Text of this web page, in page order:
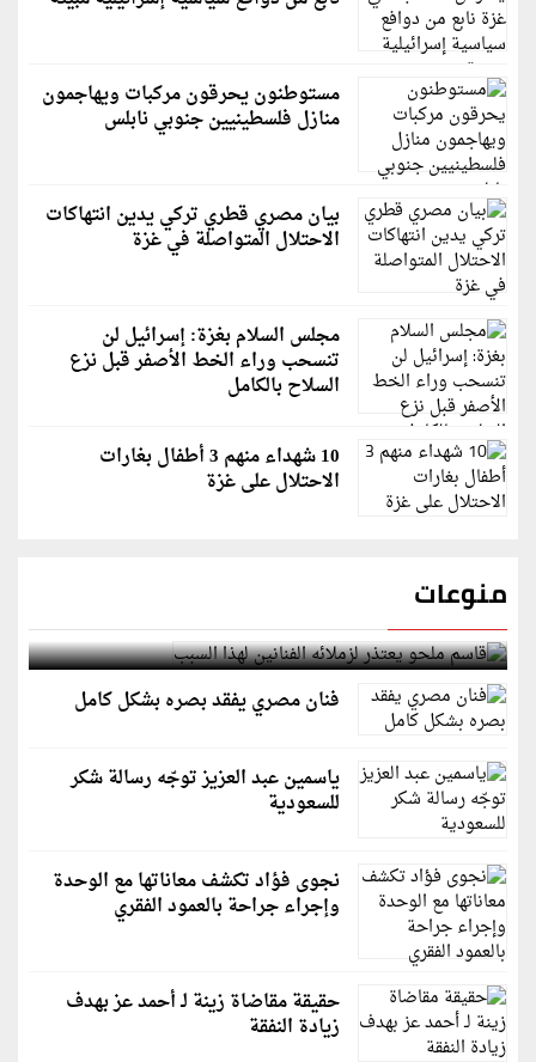
مستوطنون يحرقون مركبات ويهاجمون
منازل فلسطينيين جنوبي نابلس
بيان مصري قطري تركي يدين انتهاكات
الاحتلال المتواصلة في غزة
مجلس السلام بغزة: إسرائيل لن
تنسحب وراء الخط الأصفر قبل نزع
السلاح بالكامل
10 شهداء منهم 3 أطفال بغارات
الاحتلال على غزة
منوعات
قاسم ملحو يعتذر لزملائه الفنانين لهذا السبب
فنان مصري يفقد بصره بشكل كامل
ياسمين عبد العزيز توجّه رسالة شكر
للسعودية
نجوى فؤاد تكشف معاناتها مع الوحدة
وإجراء جراحة بالعمود الفقري
حقيقة مقاضاة زينة لـ أحمد عز بهدف
زيادة النفقة